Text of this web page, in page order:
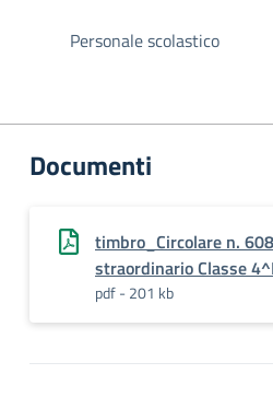
Personale scolastico
Documenti
timbro_Circolare n.
straordinario Classe
pdf - 201 kb